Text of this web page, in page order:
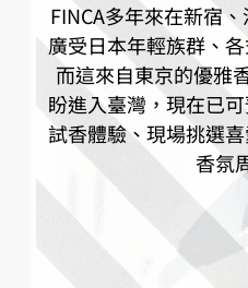
FINCA多年來在新宿
廣受日本年輕族群、
而這來自東京的優雅
盼進入臺灣，現在已
試香體驗、現場挑選
香氛